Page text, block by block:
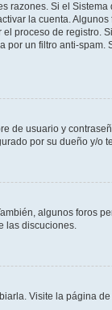
Si el
la cuenta.
proceso de
un filtro anti-
de usuario y
por su dueño y/
algunos foros
las discuciones.
Visite la página